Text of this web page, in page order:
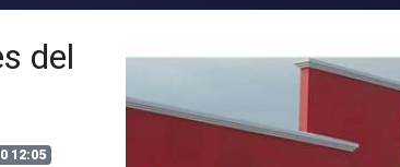
del
12:05